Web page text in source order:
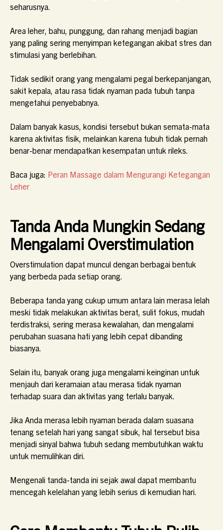
seharusnya.
Area leher, bahu, punggung, dan rahang menjadi bagian
yang paling sering menyimpan ketegangan akibat stres dan
stimulasi yang berlebihan.
Tidak sedikit orang yang mengalami pegal berkepanjangan,
sakit kepala, atau rasa tidak nyaman pada tubuh tanpa
mengetahui penyebabnya.
Dalam banyak kasus, kondisi tersebut bukan semata-mata
karena aktivitas fisik, melainkan karena tubuh tidak pernah
benar-benar mendapatkan kesempatan untuk rileks.
Baca juga: Peran Massage dalam Mengurangi Ketegangan
Leher
Tanda Anda Mungkin Sedang
Mengalami Overstimulation
Overstimulation dapat muncul dengan berbagai bentuk
yang berbeda pada setiap orang.
Beberapa tanda yang cukup umum antara lain merasa lelah
meski tidak melakukan aktivitas berat, sulit fokus, mudah
terdistraksi, sering merasa kewalahan, dan mengalami
perubahan suasana hati yang lebih cepat dibanding
biasanya.
Selain itu, banyak orang juga mengalami keinginan untuk
menjauh dari keramaian atau merasa tidak nyaman
terhadap suara dan aktivitas yang terlalu banyak.
Jika Anda merasa lebih nyaman berada dalam suasana
tenang setelah hari yang sangat sibuk, hal tersebut bisa
menjadi sinyal bahwa tubuh sedang membutuhkan waktu
untuk memulihkan diri.
Mengenali tanda-tanda ini sejak awal dapat membantu
mencegah kelelahan yang lebih serius di kemudian hari.